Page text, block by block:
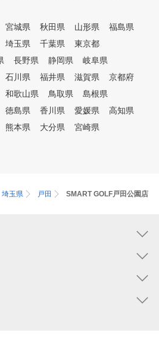
練習
ョン
たり
んだ
に再
たり
りま
あわ
ただ
サポートします。​ ５．本格ス
トレッチ ゴルフやトレー
めには、筋力だけでなく
性」や「関節の可動域」
せません。 美ライトフィット
ネスでは、プロの技術で
にまでアプローチし、身
ランスを整え、動きやす
宮城県 秋田県 山形県
福島県
埼玉県 千葉県
東京都
長野県 静岡県
岐阜県
石川県 福井県 滋賀県
京都府
和歌山県 鳥取県
島根県
徳島県 香川県 愛媛県
高知県
熊本県 大分県
宮崎県
埼玉県 戸田 SMART GOLF戸田公園店